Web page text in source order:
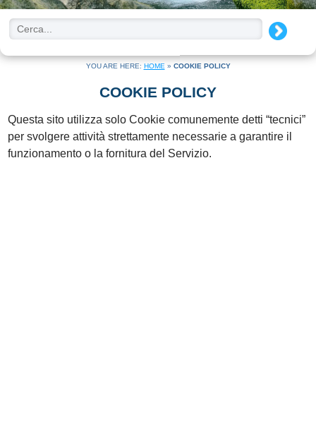
YOU ARE HERE: HOME » COOKIE POLICY
COOKIE POLICY
Questa sito utilizza solo Cookie comunemente detti “tecnici”
per svolgere attività strettamente necessarie a garantire il
funzionamento o la fornitura del Servizio.